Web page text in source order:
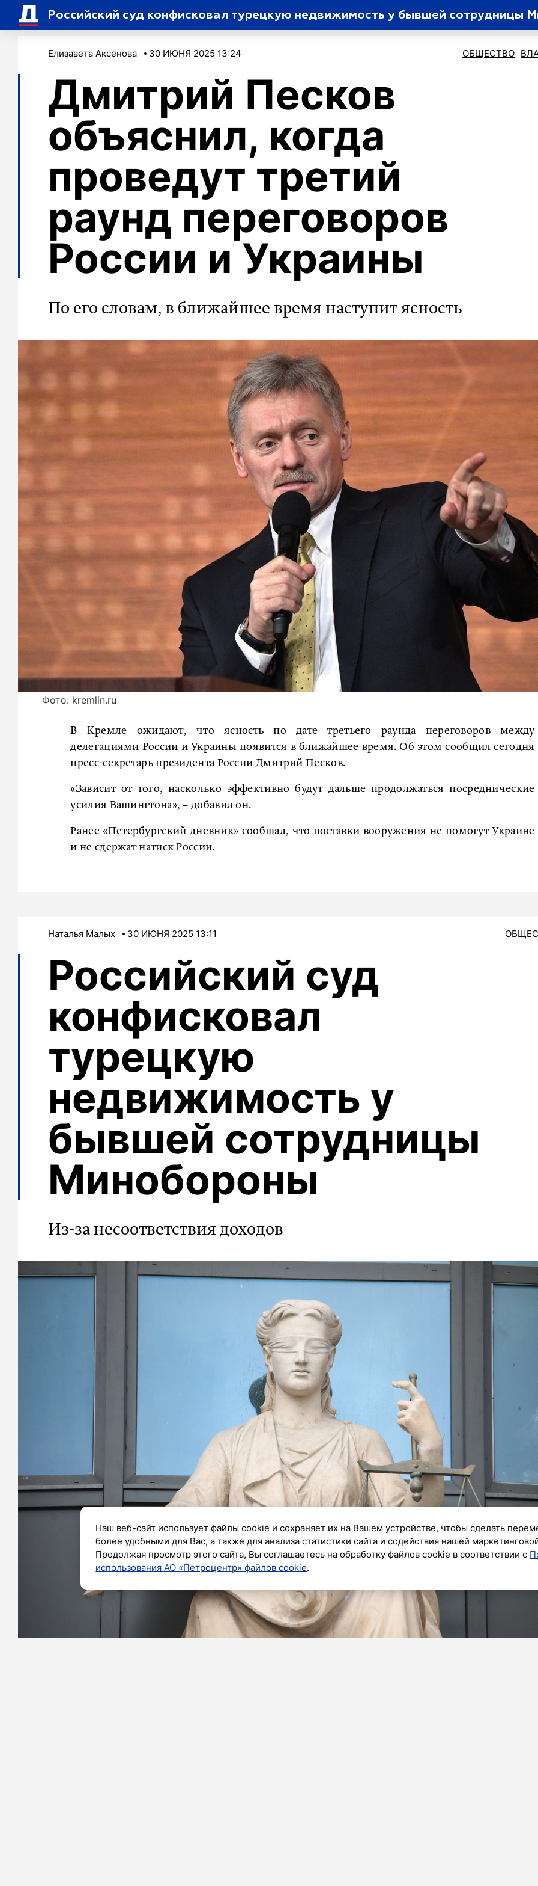
Российский суд конфисковал турецкую недвижимость у бывшей сотрудницы
Елизавета Аксенова 30 ИЮНЯ 2025 13:24 ОБЩЕСТВО
Дмитрий Песков
объяснил, когда
проведут третий
раунд переговоров
России и Украины
По его словам, в ближайшее время наступит ясность
Фото: kremlin.ru
В Кремле ожидают, что ясность по дате третьего раунда переговоров между
делегациями России и Украины появится в ближайшее время. Об этом сообщил сегодня
пресс-секретарь президента России Дмитрий Песков.
«Зависит от того, насколько эффективно будут дальше продолжаться посреднические
усилия Вашингтона», – добавил он.
Ранее «Петербургский дневник» сообщал, что поставки вооружения не помогут Украине
и не сдержат натиск России.
Наталья Малых 30 ИЮНЯ 2025 13:11
Российский суд
конфисковал
турецкую
недвижимость у
бывшей сотрудницы
Минобороны
Из-за несоответствия доходов
Наш веб-сайт использует файлы cookie и сохраняет их на Вашем устройстве, чтобы сделать
более удобными для Вас, а также для анализа статистики сайта и содействия нашей
Продолжая просмотр этого сайта, Вы соглашаетесь на обработку файлов cookie в соответствии с
использования АО «Петроцентр» файлов cookie.